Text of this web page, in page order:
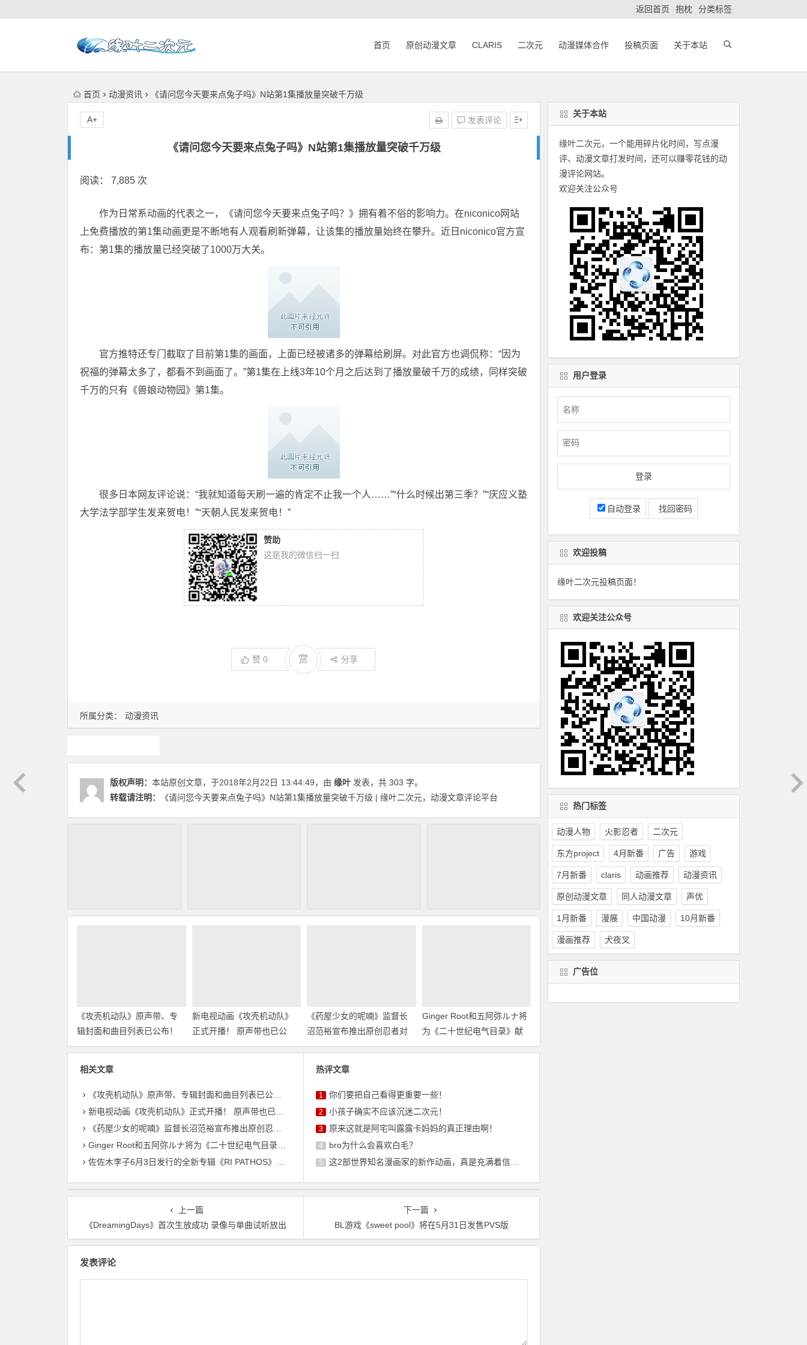
返回首页 抱枕 分类标签
首页 原创动漫文章 CLARIS 二次元 动漫媒体合作 投稿页面 关于本站
首页 动漫资讯 《请问您今天要来点兔子吗》N站第1集播放量突破千万级
《请问您今天要来点兔子吗》N站第1集播放量突破千万级
发表评论
A+
所属分类： 动漫资讯
阅读： 7,885 次
作为日常系动画的代表之一，《请问您今天要来点兔子吗？》拥有着不俗的影响力。在niconico网站
上免费播放的第1集动画更是不断地有人观看刷新弹幕，让该集的播放量始终在攀升。近日niconico官方宣
布：第1集的播放量已经突破了1000万大关。
官方推特还专门截取了目前第1集的画面，上面已经被诸多的弹幕给刷屏。对此官方也调侃称：“因为
祝福的弹幕太多了，都看不到画面了。”第1集在上线3年10个月之后达到了播放量破千万的成绩，同样突破
千万的只有《兽娘动物园》第1集。
很多日本网友评论说：“我就知道每天刷一遍的肯定不止我一个人……”“什么时候出第三季？”“庆应义塾
大学法学部学生发来贺电！”“天朝人民发来贺电！”
赞助
这是我的微信扫一扫
赞 0 赏 分享
版权声明： 本站原创文章，于2018年2月22日 13:44:49，由 缘叶 发表，共 303 字。
转载请注明：
《请问您今天要来点兔子吗》N站第1集播放量突破千万级 | 缘叶二次元，动漫文章评论平台
《攻壳机动队》原声带、专
辑封面和曲目列表已公布！
新电视动画《攻壳机动队》
正式开播！ 原声带也已公
布！
《药屋少女的呢喃》监督长
沼范裕宣布推出原创忍者对
战恐龙动画！
Ginger Root和五阿弥ルナ将
为《二十世纪电气目录》献
唱主题曲
相关文章
《攻壳机动队》原声带、专辑封面和曲目列表已公布！
新电视动画《攻壳机动队》正式开播！ 原声带也已公布！
《药屋少女的呢喃》监督长沼范裕宣布推出原创忍者对战恐龙动画！
Ginger Root和五阿弥ルナ将为《二十世纪电气目录》献唱主题曲
佐佐木李子6月3日发行的全新专辑《RI PATHOS》中 主打曲《桃李成蹊》的音乐视频已公开
热评文章
1 你们要把自己看得更重要一些！
2 小孩子确实不应该沉迷二次元！
3 原来这就是阿宅叫露露卡妈妈的真正理由啊！
4 bro为什么会喜欢白毛？
5 这2部世界知名漫画家的新作动画，真是充满着信任感呢
上一篇
《DreamingDays》首次生放成功 录像与单曲试听放出
下一篇
BL游戏《sweet pool》将在5月31日发售PVS版
发表评论
关于本站
缘叶二次元，一个能用碎片化时间，写点漫
评、动漫文章打发时间，还可以赚零花钱的动
漫评论网站。
欢迎关注公众号
用户登录
自动登录 找回密码
欢迎投稿
缘叶二次元投稿页面！
欢迎关注公众号
热门标签
动漫人物 火影忍者 二次元
东方project 4月新番 广告 游戏
7月新番 claris 动画推荐 动漫资讯
原创动漫文章 同人动漫文章 声优
1月新番 漫展 中国动漫 10月新番
漫画推荐 犬夜叉
广告位